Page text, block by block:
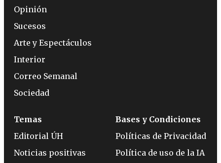
Opinión
Sucesos
Arte y Espectáculos
Interior
Correo Semanal
Sociedad
Temas
Editorial ÚH
Noticias positivas
Bases y Condiciones
Políticas de Privacidad
Política de uso de la IA